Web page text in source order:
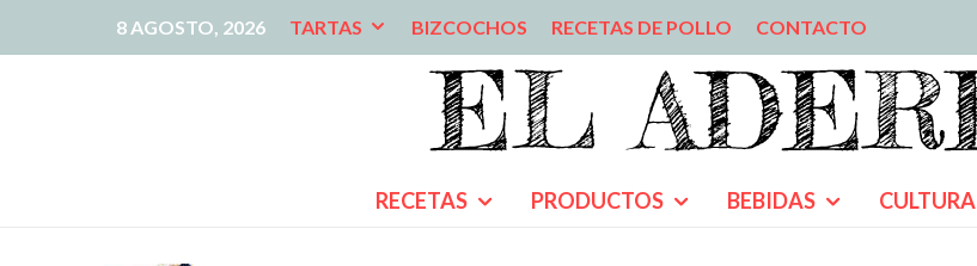
8 AGOSTO, 2026 TARTAS BIZCOCHOS RECETAS DE POLLO CONTACTO
RECETAS PRODUCTOS BEBIDAS CULTURA